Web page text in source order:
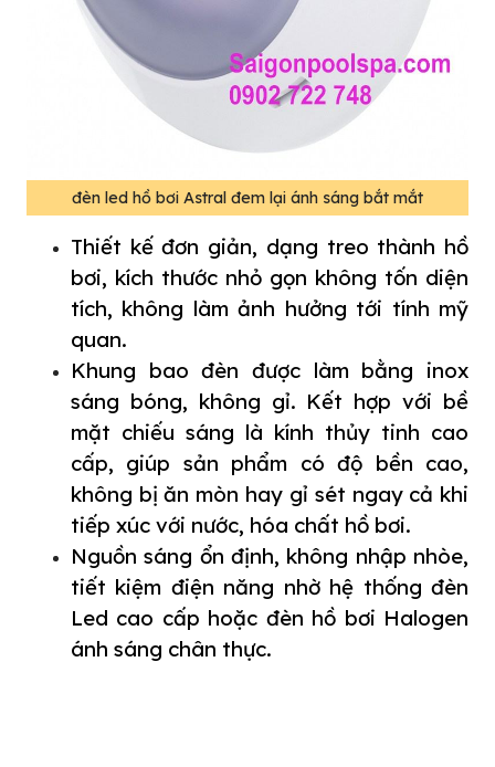
đèn led hồ bơi Astral đem lại ánh sáng bắt mắt
Thiết kế đơn giản, dạng treo thành hồ
bơi, kích thước nhỏ gọn không tốn diện
tích, không làm ảnh hưởng tới tính mỹ
quan.
Khung bao đèn được làm bằng inox
sáng bóng, không gỉ. Kết hợp với bề
mặt chiếu sáng là kính thủy tinh cao
cấp, giúp sản phẩm có độ bền cao,
không bị ăn mòn hay gỉ sét ngay cả khi
tiếp xúc với nước, hóa chất hồ bơi.
Nguồn sáng ổn định, không nhập nhòe,
tiết kiệm điện năng nhờ hệ thống đèn
Led cao cấp hoặc đèn hồ bơi Halogen
ánh sáng chân thực.